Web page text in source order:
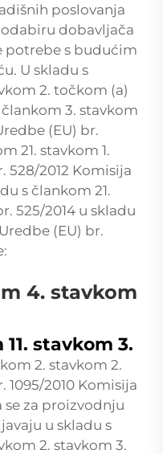
poslovanja
dobavljača
potrebe s budućim
U skladu s
2. točkom (a)
člankom 3. stavkom
(EU) br.
21. stavkom 1.
528/2012 Komisija
s člankom 21.
525/2014 u skladu
(EU) br.
4. stavkom
stavkom 3.
2. stavkom 2.
1095/2010 Komisija
za proizvodnju
u skladu s
2. stavkom 3.